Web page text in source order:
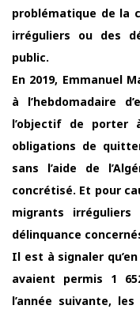
problématique de la
irréguliers ou des
public.
En 2019, Emmanuel
à l’hebdomadaire
l’objectif de porter
obligations de
sans l’aide de
concrétisé. Et pour
migrants
délinquance
Il est à signaler qu’en
avaient permis 1
l’année suivante,